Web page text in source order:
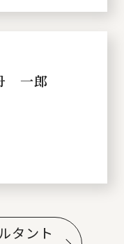
一郎
タント